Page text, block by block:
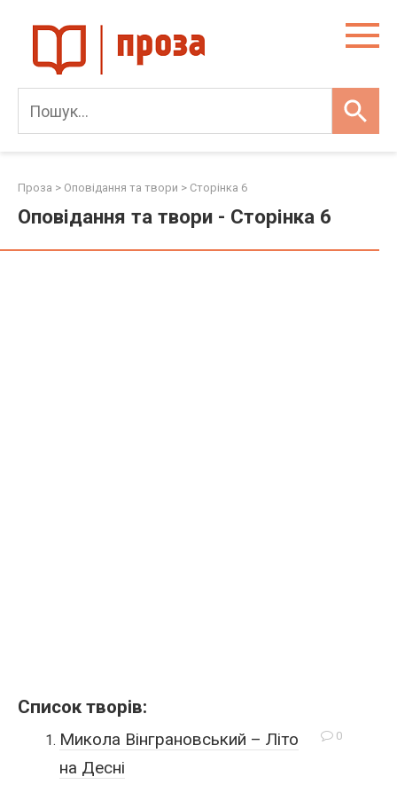
content
Проза > Оповідання та твори > Сторінка 6
Оповідання та твори - Сторінка 6
Список творів:
0
Микола Вінграновський – Літо
на Десні